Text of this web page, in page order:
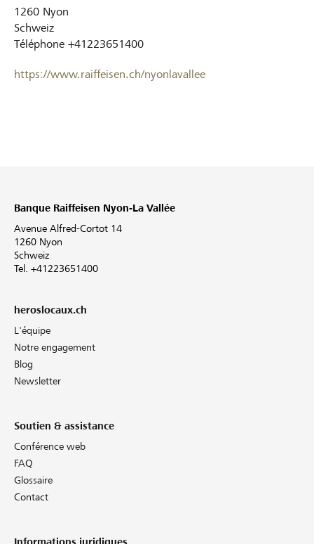
1260 Nyon
Schweiz
Téléphone +41223651400
https://www.raiffeisen.ch/nyonlavallee
Banque Raiffeisen Nyon-La Vallée
Avenue Alfred-Cortot 14
1260 Nyon
Schweiz
Tel. +41223651400
heroslocaux.ch
L'équipe
Notre engagement
Blog
Newsletter
Soutien & assistance
Conférence web
FAQ
Glossaire
Contact
Informations juridiques